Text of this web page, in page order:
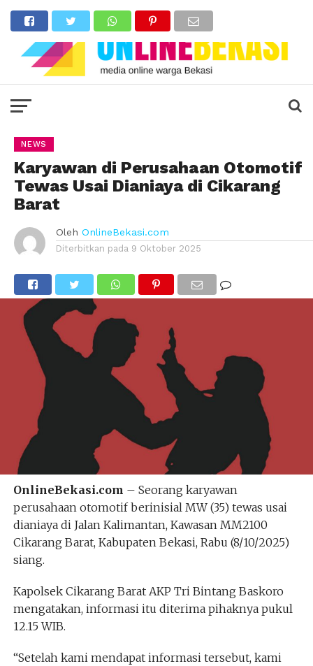
NEWS
Karyawan di Perusahaan Otomotif
Tewas Usai Dianiaya di Cikarang
Barat
Oleh OnlineBekasi.com
Diterbitkan pada 9 Oktober 2025
OnlineBekasi.com – Seorang karyawan
perusahaan otomotif berinisial MW (35) tewas usai
dianiaya di Jalan Kalimantan, Kawasan MM2100
Cikarang Barat, Kabupaten Bekasi, Rabu (8/10/2025)
siang.
Kapolsek Cikarang Barat AKP Tri Bintang Baskoro
mengatakan, informasi itu diterima pihaknya pukul
12.15 WIB.
“Setelah kami mendapat informasi tersebut, kami